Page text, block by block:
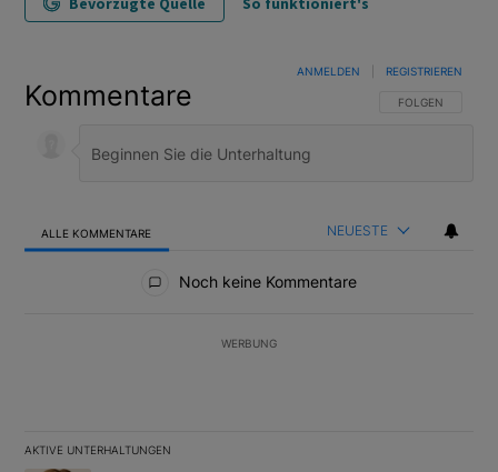
Kommentare FOLGE DIESER
FOLGEN
ANMELDEN REGISTRIEREN
ALLE KOMMENTARE NEUESTE
Noch keine Kommentare
WERBUNG
AKTIVE UNTERHALTUNGEN
Das Folgende ist eine Liste der am meisten kommentierten